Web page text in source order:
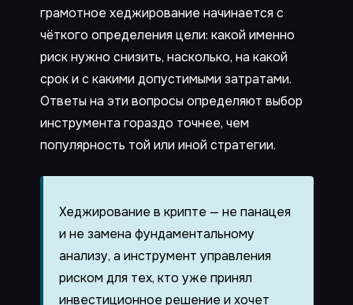
грамотное хеджирование начинается с
чёткого определения цели: какой именно
риск нужно снизить, насколько, на какой
срок и с какими допустимыми затратами.
Ответы на эти вопросы определяют выбор
инструмента гораздо точнее, чем
популярность той или иной стратегии.
Хеджирование в крипте — не панацея
и не замена фундаментальному
анализу, а инструмент управления
риском для тех, кто уже принял
инвестиционное решение и хочет